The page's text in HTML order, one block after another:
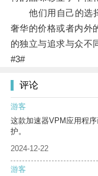
他们用自己的选择
奢华的价格或者内外
的独立与追求与众不
#3#
评论
游客
这款加速器VPM应用程
护。
2024-12-22
游客